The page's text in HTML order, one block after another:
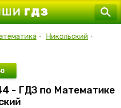
• Никольский •
- ГДЗ по Математике